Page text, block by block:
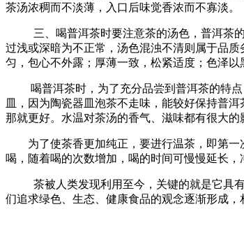
茶汤浓稠而不淡薄，入口后味觉香浓而不寡淡。
三、喝普洱茶时要注意茶的汤色，普洱茶的
过浅或深暗为不正常，汤色混浊不清则属于品
匀，包心不外露；厚薄一致，松紧适度；色泽以
喝普洱茶时，为了充分品尝到普洱茶的特点
皿，因为陶瓷器皿泡茶不走味，能较好保持普
那就更好。水温对茶汤的香气、滋味都有很大
为了使茶香更加纯正，要进行温茶，即第一
喝，随着喝的次数增加，喝的时间可慢慢延长
茶被人类发现利用至今，关键的就是它具有
们追求绿色、生态、健康食品的观念逐渐形成